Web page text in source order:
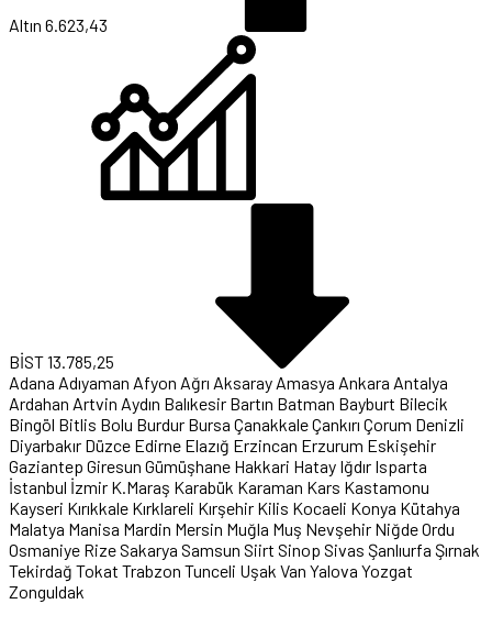
Altın 6.623,43
BİST13.785,25
Adana Adıyaman Afyon Ağrı Aksaray Amasya Ankara Antalya
Ardahan Artvin Aydın Balıkesir Bartın Batman Bayburt Bilecik
Bingöl Bitlis Bolu Burdur Bursa ÇanakkaleÇankırı Çorum Denizli
Diyarbakır Düzce Edirne Elazığ Erzincan Erzurum Eskişehir
Gaziantep Giresun Gümüşhane Hakkari Hatay Iğdır Isparta
İstanbul İzmir K.Maraş Karabük Karaman Kars Kastamonu
Kayseri Kırıkkale Kırklareli Kırşehir Kilis Kocaeli Konya Kütahya
Malatya Manisa Mardin Mersin Muğla Muş Nevşehir NiğdeOrdu
Osmaniye RizeSakarya Samsun Siirt Sinop Sivas Şanlıurfa Şırnak
Tekirdağ Tokat Trabzon Tunceli Uşak Van Yalova Yozgat
Zonguldak